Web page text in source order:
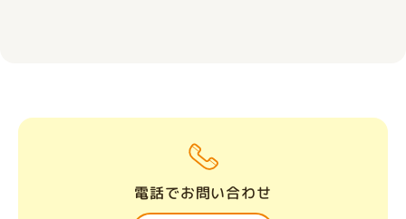
電話でお問い合わせ